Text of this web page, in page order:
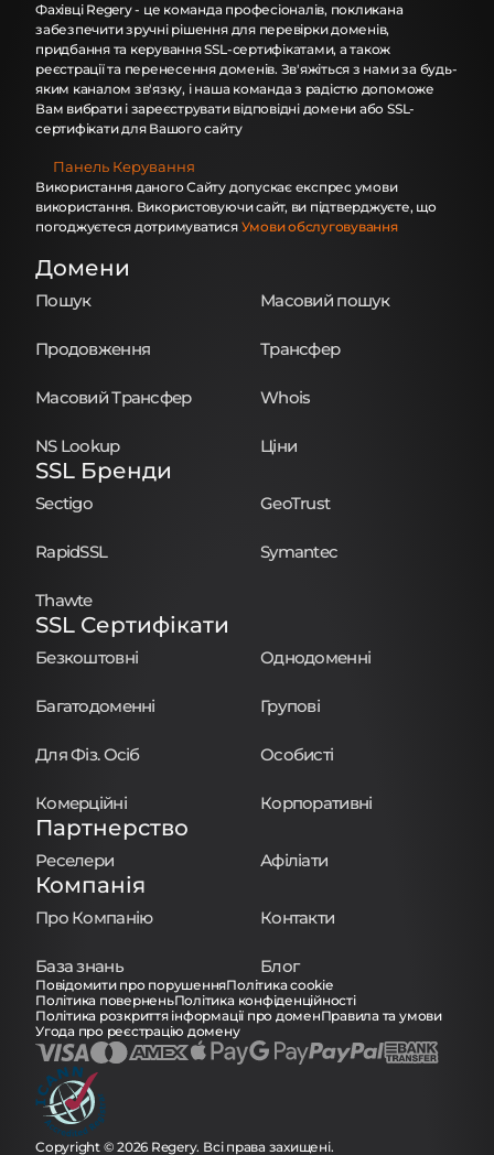
Фахівці Regery - це команда професіоналів, покликана
забезпечити зручні рішення для перевірки доменів,
придбання та керування SSL-сертифікатами, а також
реєстрації та перенесення доменів. Зв'яжіться з нами за будь-
яким каналом зв'язку, і наша команда з радістю допоможе
Вам вибрати і зареєструвати відповідні домени або SSL-
сертифікати для Вашого сайту
Панель Керування
Використання даного Сайту допускає експрес умови
використання. Використовуючи сайт, ви підтверджуєте, що
погоджуєтеся дотримуватися Умови обслуговування
Домени
Пошук Масовий пошук
Продовження Трансфер
Масовий Трансфер Whois
NS Lookup Ціни
SSL Бренди
Sectigo GeoTrust
RapidSSL Symantec
Thawte
SSL Сертифікати
Безкоштовні Однодоменні
Багатодоменні Групові
Для Фіз. Осіб Особисті
Комерційні Корпоративні
Партнерство
Реселери Афіліати
Компанія
Про Компанію Контакти
База знань Блог
Повідомити про порушенняПолітика cookie
Політика поверненьПолітика конфіденційності
Політика розкриття інформації про доменПравила та умови
Угода про реєстрацію домену
Copyright © 2026 Regery. Всі права захищені.